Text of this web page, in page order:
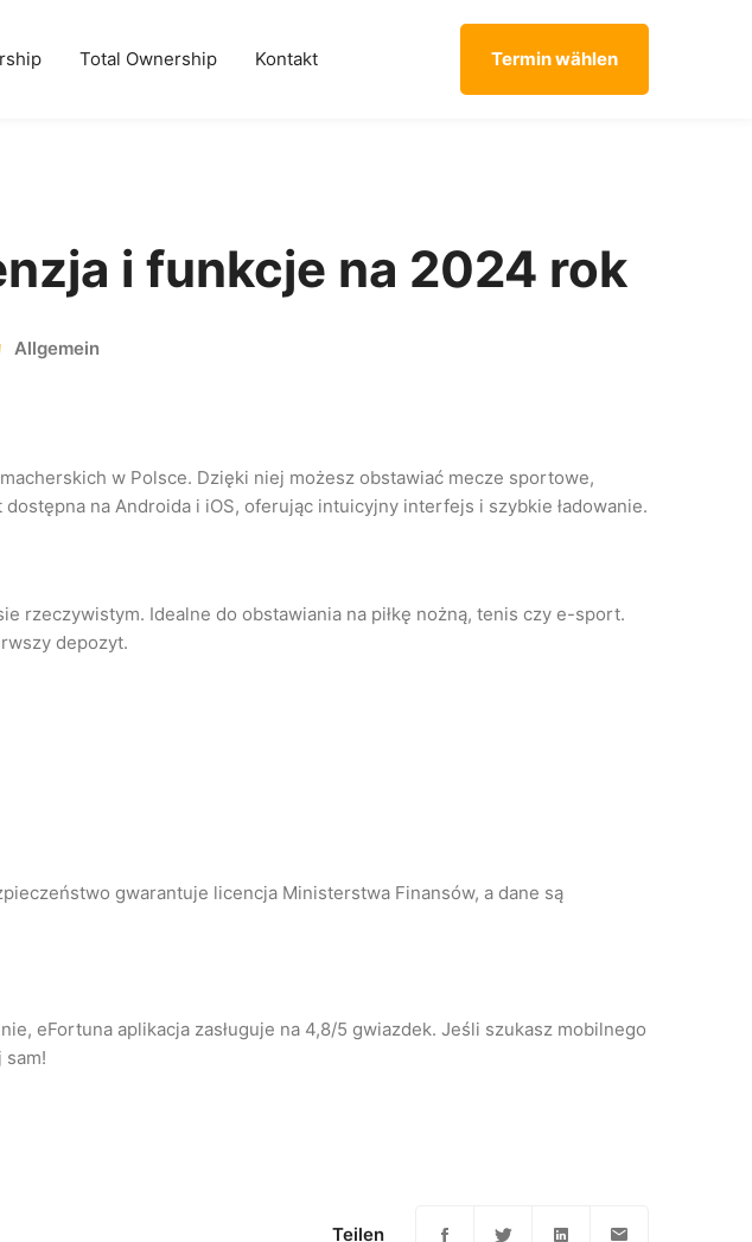
Total Ownership Kontakt Termin wählen
i funkcje na 2024 rok
Allgemein
w Polsce. Dzięki niej możesz obstawiać mecze sportowe,
na Androida i iOS, oferując intuicyjny interfejs i szybkie ładowanie.
rzeczywistym. Idealne do obstawiania na piłkę nożną, tenis czy e-sport.
depozyt.
gwarantuje licencja Ministerstwa Finansów, a dane są
eFortuna aplikacja zasługuje na 4,8/5 gwiazdek. Jeśli szukasz mobilnego
sam!
Teilen